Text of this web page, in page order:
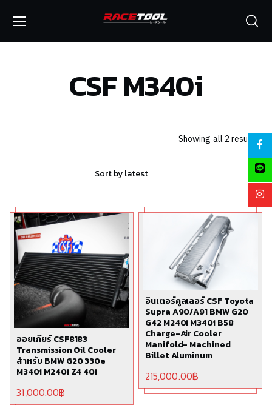
CSF M340i
Showing all 2 results
ออยเกียร์ CSF8183
Transmission Oil Cooler
สำหรับ BMW G20 330e
M340i M240i Z4 40i
31,000.00฿
อินเตอร์คูลเลอร์ CSF Toyota
Supra A90/A91 BMW G20
G42 M240i M340i B58
Charge-Air Cooler
Manifold- Machined
Billet Aluminum
215,000.00฿